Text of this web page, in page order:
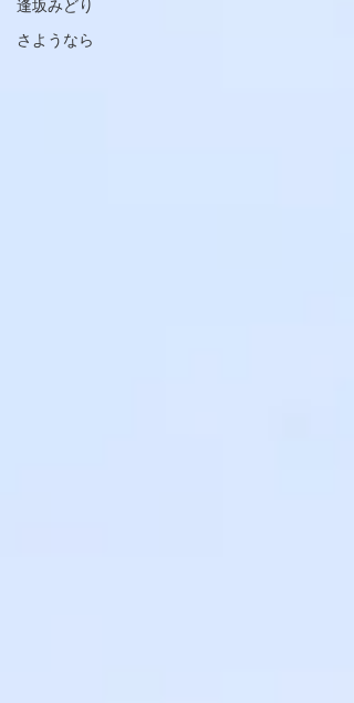
逢坂みどり
さようなら